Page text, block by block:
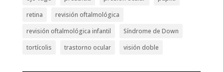
retina
revisión oftalmológica
revisión oftalmológica infantil
Síndrome de Down
tortícolis
trastorno ocular visión doble